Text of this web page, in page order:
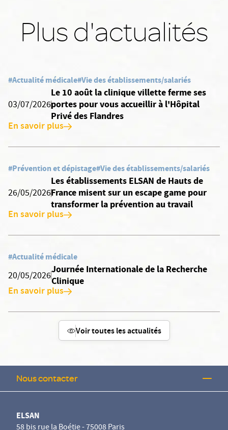
Plus d'actualités
#Actualité médicale#Vie des établissements/salariés
03/07/2026
Le 10 août la clinique villette ferme ses
portes pour vous accueillir à l'Hôpital
Privé des Flandres
En savoir plus
#Prévention et dépistage#Vie des établissements/salariés
26/05/2026
Les établissements ELSAN de Hauts de
France misent sur un escape game pour
transformer la prévention au travail
En savoir plus
#Actualité médicale
20/05/2026
Journée Internationale de la Recherche
Clinique
En savoir plus
Voir toutes les actualités
Nous contacter
ELSAN